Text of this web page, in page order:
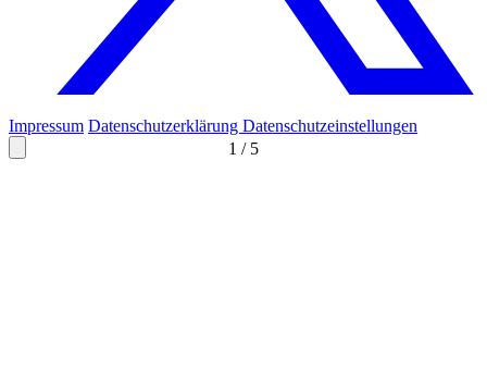
1 / 5
Impressum Datenschutzerklärung Datenschutzeinstellungen